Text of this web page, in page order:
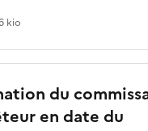
kio
du
en date du